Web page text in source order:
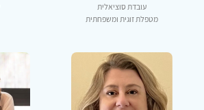
עובדת סוציאלית
מטפלת זוגית ומשפחתית